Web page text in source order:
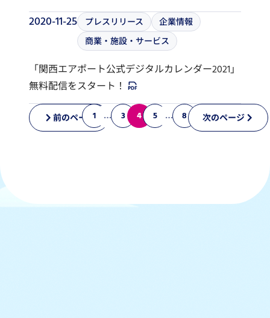
2020-11-25 プレスリリース
企業情報
商業・施設・サービス
「関西エアポート公式デジタルカレンダー2021」
無料配信をスタート！
前のページ1 … 3 4 5 … 8 次のページ